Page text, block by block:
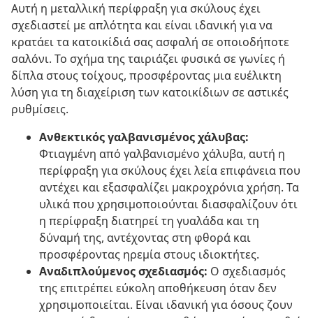
Αυτή η μεταλλική περίφραξη για σκύλους έχει
σχεδιαστεί με απλότητα και είναι ιδανική για να
κρατάει τα κατοικίδιά σας ασφαλή σε οποιοδήποτε
σαλόνι. Το σχήμα της ταιριάζει φυσικά σε γωνίες ή
δίπλα στους τοίχους, προσφέροντας μια ευέλικτη
λύση για τη διαχείριση των κατοικίδιων σε αστικές
ρυθμίσεις.
Ανθεκτικός γαλβανισμένος χάλυβας:
Φτιαγμένη από γαλβανισμένο χάλυβα, αυτή η
περίφραξη για σκύλους έχει λεία επιφάνεια που
αντέχει και εξασφαλίζει μακροχρόνια χρήση. Τα
υλικά που χρησιμοποιούνται διασφαλίζουν ότι
η περίφραξη διατηρεί τη γυαλάδα και τη
δύναμή της, αντέχοντας στη φθορά και
προσφέροντας ηρεμία στους ιδιοκτήτες.
Αναδιπλούμενος σχεδιασμός: Ο σχεδιασμός
της επιτρέπει εύκολη αποθήκευση όταν δεν
χρησιμοποιείται. Είναι ιδανική για όσους ζουν